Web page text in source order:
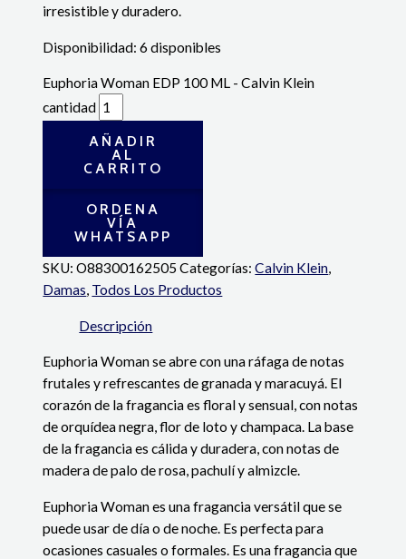
irresistible y duradero.
Disponibilidad: 6 disponibles
Euphoria Woman EDP 100 ML - Calvin Klein
cantidad
AÑADIR
AL
CARRITO
ORDENA
VÍA
WHATSAPP
SKU:O88300162505 Categorías:Calvin Klein,
Damas, Todos Los Productos
Descripción
Euphoria Woman se abre con una ráfaga de notas
frutales y refrescantes de granada y maracuyá. El
corazón de la fragancia es floral y sensual, con notas
de orquídea negra, flor de loto y champaca. La base
de la fragancia es cálida y duradera, con notas de
madera de palo de rosa, pachulí y almizcle.
Euphoria Woman es una fragancia versátil que se
puede usar de día o de noche. Es perfecta para
ocasiones casuales o formales. Es una fragancia que